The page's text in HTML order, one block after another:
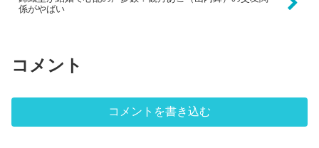
係がやばい
コメント
コメントを書き込む